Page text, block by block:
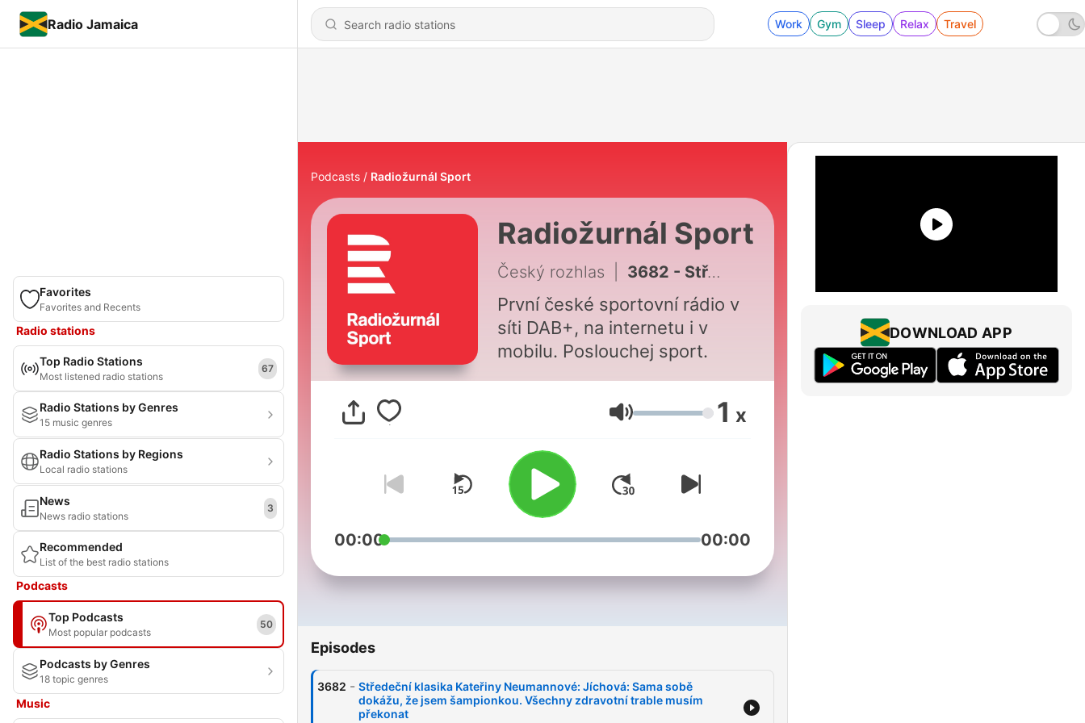
Radio Jamaica Work Gym Sleep Relax Travel
Favorites
Favorites and Recents
Radio stations
Top Radio Stations
Most listened radio stations
67
Radio Stations by Genres
15 music genres
Radio Stations by Regions
Local radio stations
News
News radio stations
3
Recommended
List of the best radio stations
Podcasts
Top Podcasts
Most popular podcasts
50
Podcasts by Genres
18 topic genres
Music
Podcasts Radiožurnál Sport
Radiožurnál Sport
Český rozhlas 3682 - Středeční klasika Kateřiny Neumannové: Jíchová: Sama sobě dokážu, že jsem šampionkou. Všechny zdravotní trable musím překonat
První české sportovní rádio v
síti DAB+, na internetu i v
mobilu. Poslouchej sport.
Volume 1 x
00:00 00:00
Episodes
3682 - Středeční klasika Kateřiny Neumannové: Jíchová: Sama sobě
dokážu, že jsem šampionkou. Všechny zdravotní trable musím
překonat
DOWNLOAD APP